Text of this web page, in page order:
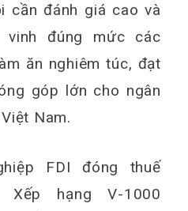
cần đánh giá cao và
đúng mức các
ăn nghiêm túc, đạt
góp lớn cho ngân
Nam.
FDI đóng thuế
Xếp hạng V-1000